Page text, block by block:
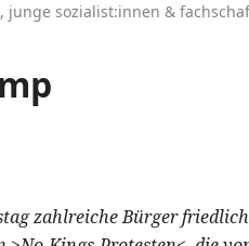
junge sozialist:innen &
zahlreiche Bürger